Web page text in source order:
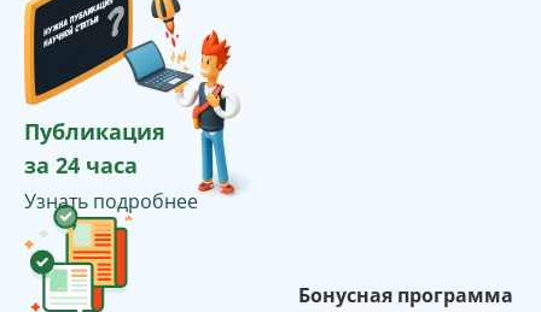
Публикация
за 24 часа
Узнать подробнее
Бонусная программа